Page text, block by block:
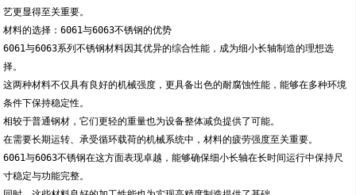
艺更显得至关重要。
材料的选择：6061与6063不锈钢的优势
6061与6063系列不锈钢材料因其优异的综合性能，成为细小长轴制造的理想选
择。
这两种材料不仅具有良好的机械强度，更具备出色的耐腐蚀性能，能够在多种环境
条件下保持稳定性。
相较于普通钢材，它们更轻的重量也为设备整体减负提供了可能。
在需要长期运转、承受循环载荷的机械系统中，材料的疲劳强度至关重要。
6061与6063不锈钢在这方面表现卓越，能够确保细小长轴在长时间运行中保持尺
寸稳定与功能完整。